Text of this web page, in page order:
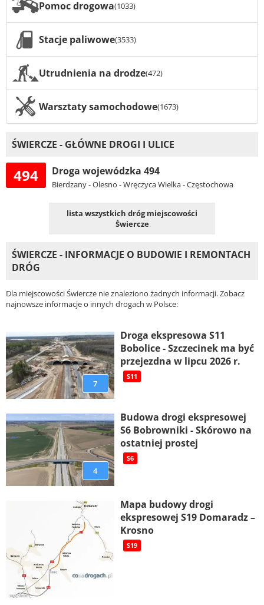
Pomoc drogowa(1033)
Stacje paliwowe(3533)
Utrudnienia na drodze(472)
Warsztaty samochodowe(1673)
ŚWIERCZE - GŁÓWNE DROGI I ULICE
494 Droga wojewódzka 494
Bierdzany - Olesno - Wręczyca Wielka - Częstochowa
lista wszystkich dróg miejscowości
Świercze
ŚWIERCZE - INFORMACJE O BUDOWIE I REMONTACH
DRÓG
Dla miejscowości Świercze nie znaleziono żadnych informacji. Zobacz
najnowsze informacje o innych drogach w Polsce:
7
Droga ekspresowa S11
Bobolice - Szczecinek ma być
przejezdna w lipcu 2026 r.
S11
4
Budowa drogi ekspresowej
S6 Bobrowniki - Skórowo na
ostatniej prostej
S6
Mapa budowy drogi
ekspresowej S19 Domaradz –
Krosno
S19